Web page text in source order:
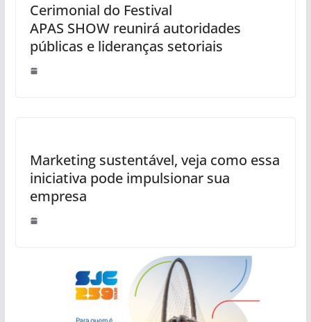
Cerimonial do Festival
APAS SHOW reunirá autoridades
públicas e lideranças setoriais
Marketing sustentável, veja como essa
iniciativa pode impulsionar sua
empresa